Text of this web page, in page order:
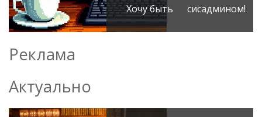
Хочу быть сисадмином!
Реклама
Актуально